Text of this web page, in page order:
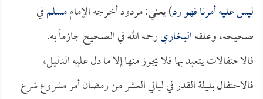
ليس عليه أمرنا فهو رد) يعني: مردود أخرجه الإماممسلمفي
صحيحه، وعلقهالبخاريرحمه الله في الصحيح جازماً به.
فالاحتفالات يتعبد بها فلا يجوز منها إلا ما دل عليه الدليل،
فالاحتفال بليلة القدر في ليالي العشر من رمضان أمر مشروع شرع